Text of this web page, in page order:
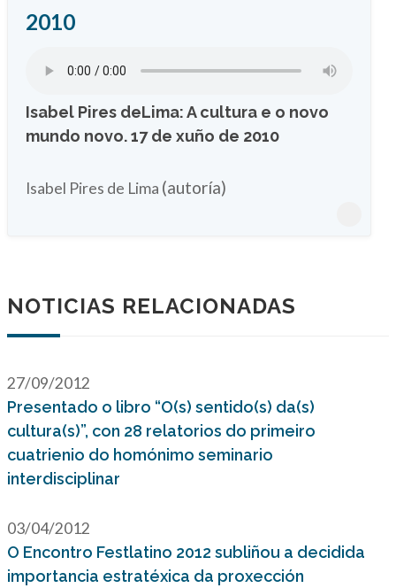
2010
Isabel Pires deLima: A cultura e o novo
mundo novo. 17 de xuño de 2010
Isabel Pires de Lima (autoría)
NOTICIAS RELACIONADAS
27/09/2012
Presentado o libro “O(s) sentido(s) da(s)
cultura(s)”, con 28 relatorios do primeiro
cuatrienio do homónimo seminario
interdisciplinar
03/04/2012
O Encontro Festlatino 2012 subliñou a decidida
importancia estratéxica da proxección